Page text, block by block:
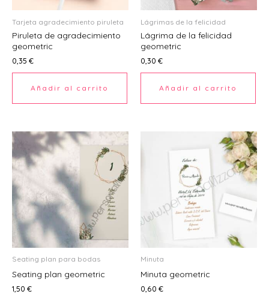
Tarjeta agradecimiento piruleta
Piruleta de agradecimiento
geometric
0,35 €
Añadir al carrito
Lágrimas de la felicidad
Lágrima de la felicidad
geometric
0,30 €
Añadir al carrito
Seating plan para bodas
Seating plan geometric
1,50 €
Minuta
Minuta geometric
0,60 €